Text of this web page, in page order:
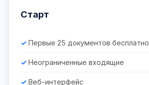
Старт
Первые 25 документов бесплатно
Неограниченные входящие
Веб-интерфейс